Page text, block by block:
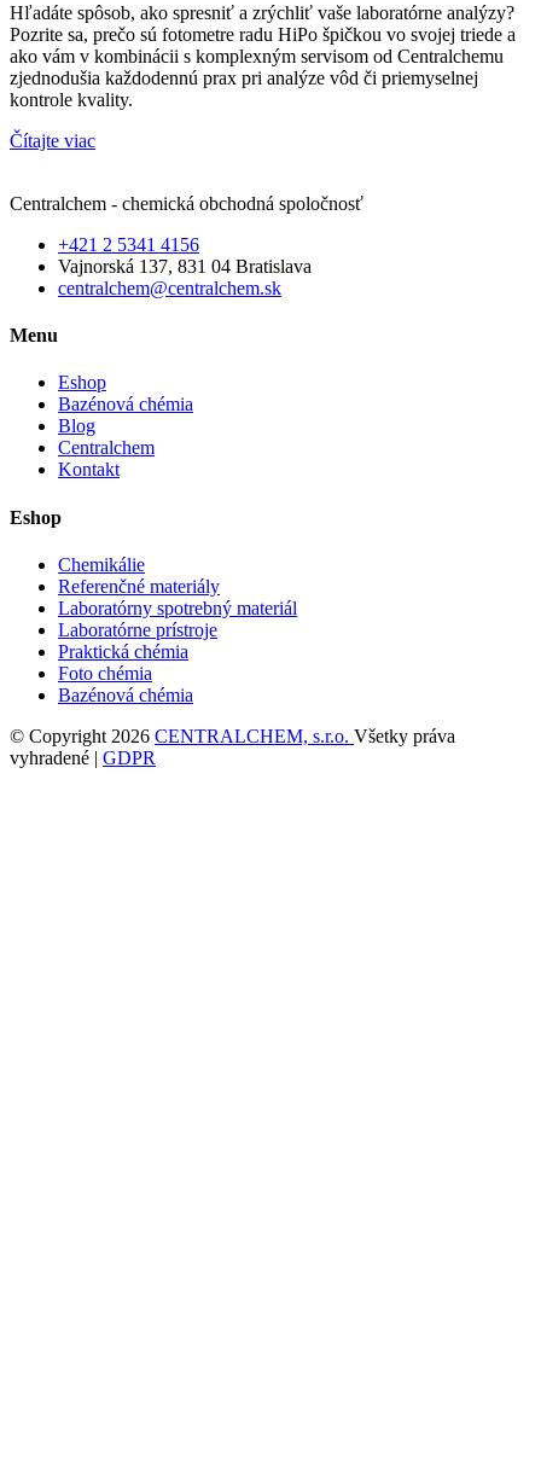
Hľadáte spôsob, ako spresniť a zrýchliť vaše laboratórne analýzy?
Pozrite sa, prečo sú fotometre radu HiPo špičkou vo svojej triede a
ako vám v kombinácii s komplexným servisom od Centralchemu
zjednodušia každodennú prax pri analýze vôd či priemyselnej
kontrole kvality.
Čítajte viac
Centralchem - chemická obchodná spoločnosť
+421 2 5341 4156
Vajnorská 137, 831 04 Bratislava
centralchem@centralchem.sk
Menu
Eshop
Bazénová chémia
Blog
Centralchem
Kontakt
Eshop
Chemikálie
Referenčné materiály
Laboratórny spotrebný materiál
Laboratórne prístroje
Praktická chémia
Foto chémia
Bazénová chémia
© Copyright 2026 CENTRALCHEM, s.r.o. Všetky práva
vyhradené | GDPR